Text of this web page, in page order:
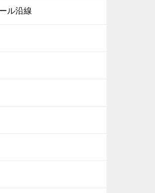
ル沿線